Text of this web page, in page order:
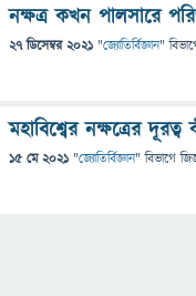
নক্ষত্র কখন পালসারে
27 ডিসেম্বর 2021 "জ্যোতির্বিজ্ঞান"
মহাবিশ্বের নক্ষত্রের
15 মে 2021 "জ্যোতির্বিজ্ঞান" বিভাগে